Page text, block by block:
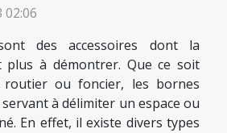
des accessoires dont la
plus à démontrer. Que ce soit
routier ou foncier, les bornes
à délimiter un espace ou
En effet, il existe divers types